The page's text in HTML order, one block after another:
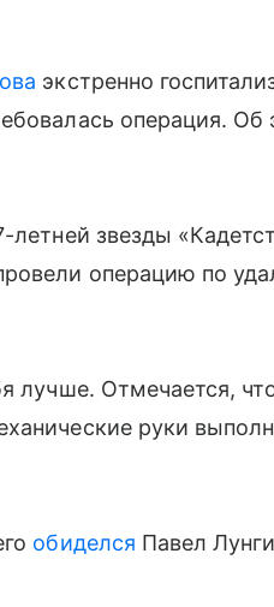
экстренно
операция. Об
звезды
операцию по
лучше. Отмечается,
руки
обиделся Павел